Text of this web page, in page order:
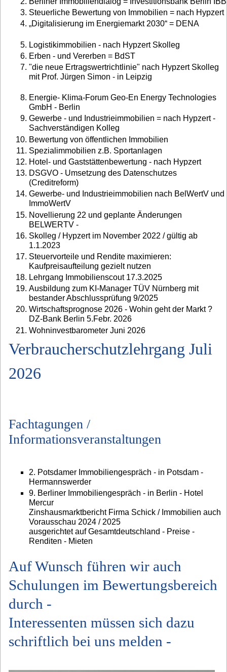
Steuerliche Bewertung von Immobilien = nach Hypzert
„Digitalisierung im Energiemarkt 2030“ = DENA
Logistikimmobilien - nach Hypzert Skolleg
Erben - und Vererben = BdST
"die neue Ertragswertrichtlinie" nach Hypzert Skolleg
mit Prof. Jürgen Simon - in Leipzig
Energie- Klima-Forum Geo-En Energy Technologies
GmbH - Berlin
Gewerbe - und Industrieimmobilien = nach Hypzert -
Sachverständigen Kolleg
Bewertung von öffentlichen Immobilien
Spezialimmobilien z.B. Sportanlagen
Hotel- und Gaststättenbewertung - nach Hypzert
DSGVO - Umsetzung des Datenschutzes
(Creditreform)
Gewerbe- und Industrieimmobilien nach BelWertV und
ImmoWertV
Novellierung 22 und geplante Änderungen
BELWERTV -
Skolleg / Hypzert im November 2022 / gültig ab
1.1.2023
Steuervorteile und Rendite maximieren:
Kaufpreisaufteilung gezielt nutzen
Lehrgang Immobilienscout 17.3.2025
Ausbildung zum KI-Manager TÜV Nürnberg mit
bestander Abschlussprüfung 9/2025
Wirtschaftsprognose 2026 - Wohin geht der Markt ?
DZ-Bank Berlin 5.Febr. 2026
Wohninvestbarometer Juni 2026
Verbraucherschutzlehrgang Juli
2026
Fachtagungen /
Informationsveranstaltungen
2. Potsdamer Immobiliengespräch - in Potsdam -
Hermannswerder
9. Berliner Immobiliengespräch - in Berlin - Hotel
Mercur
Zinshausmarktbericht Firma Schick / Immobilien auch
Vorausschau 2024 / 2025
ausgerichtet auf Gesamtdeutschland - Preise -
Renditen - Mieten
Auf Wunsch führen wir auch
Schulungen im Bewertungsbereich
durch -
Interessenten müssen sich dazu
schriftlich bei uns melden -